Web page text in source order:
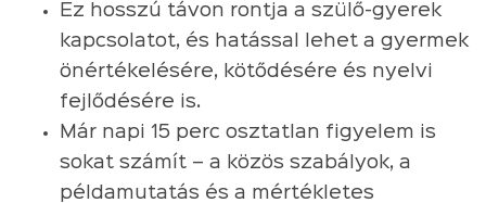
Ez hosszú távon rontja a szülő-gyerek
kapcsolatot, és hatással lehet a gyermek
önértékelésére, kötődésére és nyelvi
fejlődésére is.
Már napi 15 perc osztatlan figyelem is
sokat számít – a közös szabályok, a
példamutatás és a mértékletes